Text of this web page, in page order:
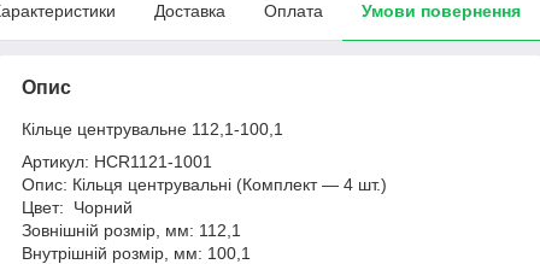
Доставка Оплата Умови повернення
Опис
Кільце центрувальне 112,1-100,1
Артикул: HCR1121-1001
Опис: Кільця центрувальні (Комплект — 4 шт.)
Цвет: Чорний
Зовнішній розмір, мм: 112,1
Внутрішній розмір, мм: 100,1